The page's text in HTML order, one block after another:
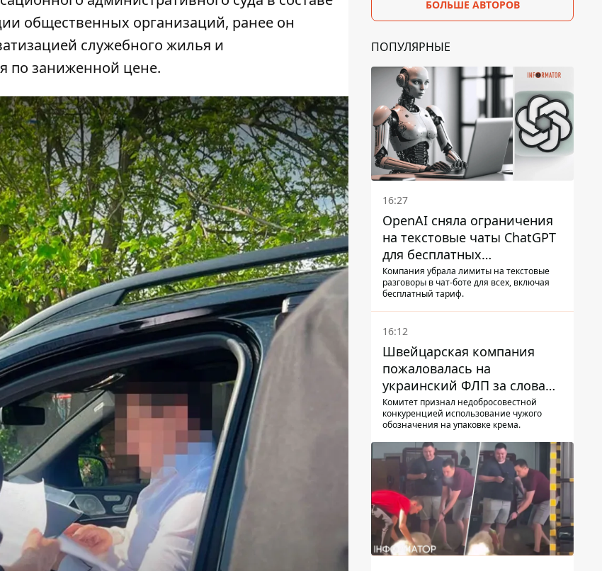
общественных организаций, ранее он
служебного жилья и
по заниженной цене.
БОЛЬШЕ АВТОРОВ
ПОПУЛЯРНЫЕ
16:27
OpenAI сняла ограничения
на текстовые чаты ChatGPT
для бесплатных
пользователей
Компания убрала лимиты на текстовые
разговоры в чат-боте для всех, включая
бесплатный тариф.
16:12
Швейцарская компания
пожаловалась на
украинский ФЛП за слова
SUN SCRIPTION на упаковке
крема - АМКУ наложил
Комитет признал недобросовестной
конкуренцией использование чужого
обозначения на упаковке крема.